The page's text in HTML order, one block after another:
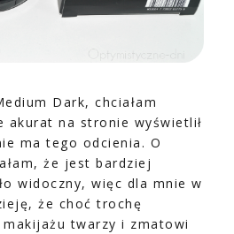
Dark, chciałam
akurat na stronie wyświetlił
ma tego odcienia. O
że jest bardziej
widoczny, więc dla mnie w
że choć trochę
makijażu twarzy i zmatowi